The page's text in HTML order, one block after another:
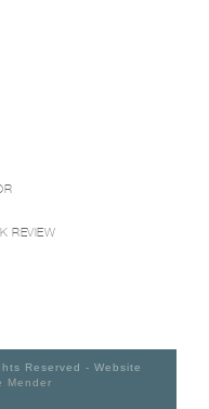
REVIEW
Reserved - Website
Mender